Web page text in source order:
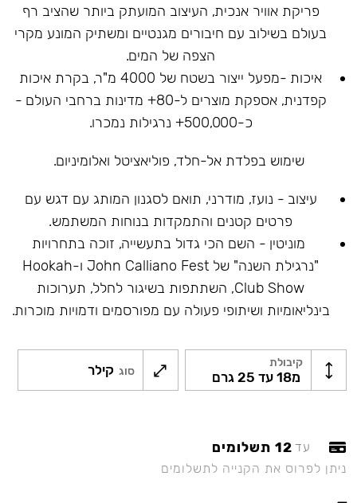
פריקת אוויר אנכית, העיצוב המועתק ביותר שהציב רף
בעולם בשילוב עם חיבורים מגנטיים ומשתיק המונע מקרי
הצפה של המים.
איכות -מפעל ייצור בשטח של 4000 מ"ר, בקרת איכות
קפדנית, אספקת מוצרים ל-80+ מדינות ברחבי העולם -
כ-500,000+ נרגילות נמכרו.
שימוש בפלדת אל-חלד, פוליאציטל ואלומיניום.
עיצוב - נועז, מודרני, תואם לסגנון המותג עם דגש עם
פרטים קטנים והתמקדות בנוחות המשתמש.
מוניטין - השם הכי גדול בתעשייה, זוכה בתחרויות
"נרגילת השנה" של John Calliano Fest ו-Hookah
Club Show, השתתפות בשיגור לחלל, תערוכות
בינליאומיות ושיתופי פעולה עם מפורסמים ודמויות מוכרות.
קיבולת
מ18 עד 25 גרם סוג קילר
עד 12 תשלומים
ניתן לפרוס את הקנייה לתשלומים